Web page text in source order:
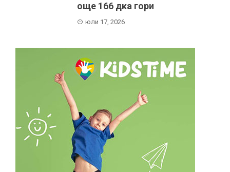
още 166 дка гори
юли 17, 2026